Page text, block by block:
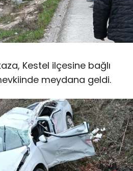
Kestel ilçesine bağlı
meydana geldi.